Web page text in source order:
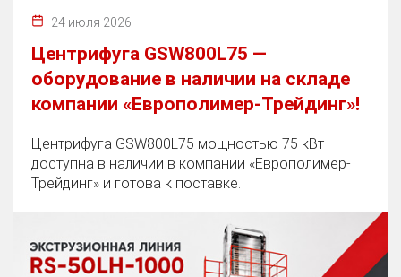
24 июля 2026
Центрифуга GSW800L75 —
оборудование в наличии на складе
компании «Европолимер-Трейдинг»!
Центрифуга GSW800L75 мощностью 75 кВт
доступна в наличии в компании «Европолимер-
Трейдинг» и готова к поставке.